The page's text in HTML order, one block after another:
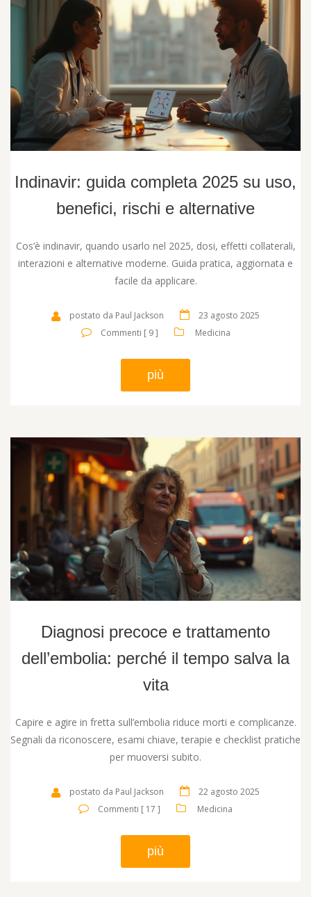
Indinavir: guida completa 2025 su uso,
benefici, rischi e alternative
Cos’è indinavir, quando usarlo nel 2025, dosi, effetti collaterali,
interazioni e alternative moderne. Guida pratica, aggiornata e
facile da applicare.
postato da Paul Jackson
23 agosto 2025
Commenti [ 9 ]
Medicina
più
Diagnosi precoce e trattamento
dell’embolia: perché il tempo salva la
vita
Capire e agire in fretta sull’embolia riduce morti e complicanze.
Segnali da riconoscere, esami chiave, terapie e checklist pratiche
per muoversi subito.
postato da Paul Jackson
22 agosto 2025
Commenti [ 17 ]
Medicina
più